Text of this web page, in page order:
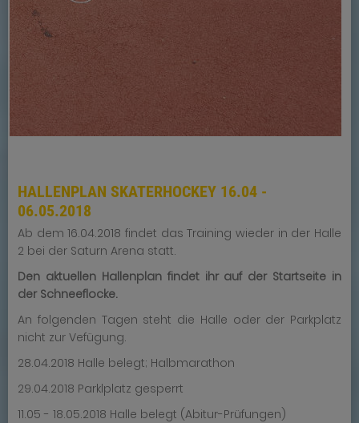
HALLENPLAN SKATERHOCKEY 16.04 -
06.05.2018
Ab dem 16.04.2018 findet das Training wieder in der Halle
2 bei der Saturn Arena statt.
Den aktuellen Hallenplan findet ihr auf der Startseite in
der Schneeflocke.
An folgenden Tagen steht die Halle oder der Parkplatz
nicht zur Vefügung.
28.04.2018 Halle belegt; Halbmarathon
29.04.2018 Parklplatz gesperrt
11.05 - 18.05.2018 Halle belegt (Abitur-Prüfungen)